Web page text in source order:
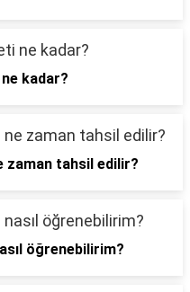
kadar?
zaman tahsil edilir?
öğrenebilirim?